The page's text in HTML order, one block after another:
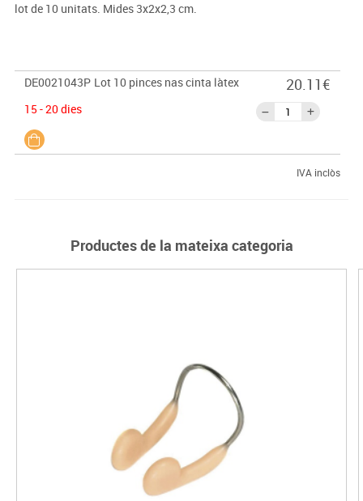
lot de 10 unitats. Mides 3x2x2,3 cm.
DE0021043P Lot 10 pinces nas cinta làtex
15 - 20 dies
20.11€
IVA inclòs
Productes de la mateixa categoria